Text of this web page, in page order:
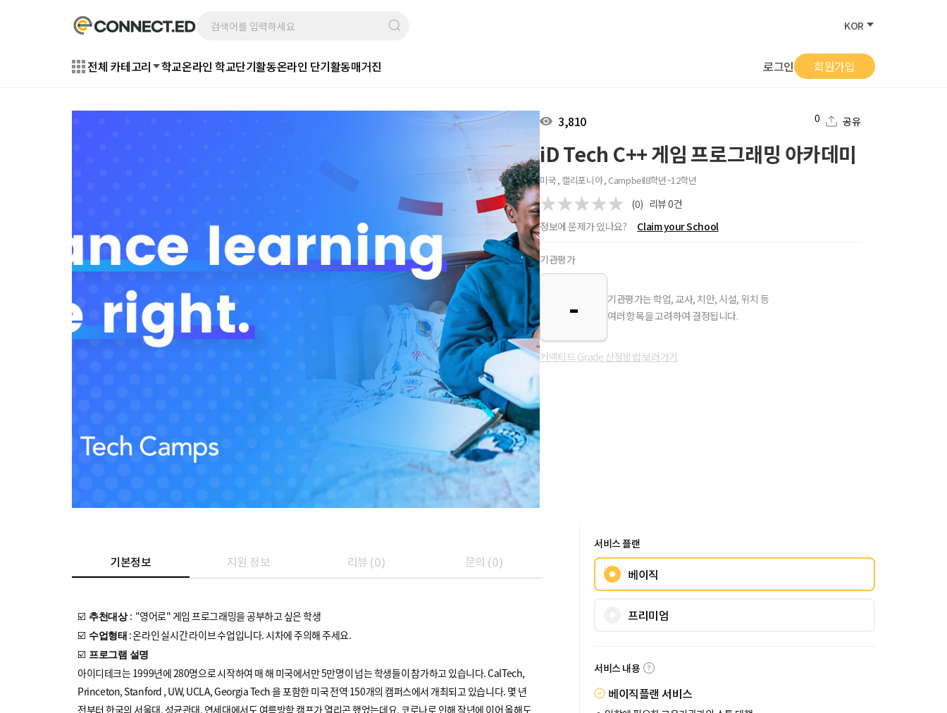
KOR
전체 카테고리 학교온라인 학교단기활동온라인 단기활동매거진 로그인 회원가입
3,810 0 공유
iD Tech C++ 게임 프로그래밍 아카데미
미국 , 캘리포니아 , Campbell8학년~12학년
(0) 리뷰0건
정보에 문제가 있나요?
Claim your School
기관평가
-
기관평가는 학업, 교사, 치안, 시설, 위치 등
여러 항목을 고려하여 결정됩니다.
커넥티드 Grade 산정방법 보러가기
기본정보 지원 정보 리뷰 (0) 문의 (0)
☑️ 추천대상: "영어로" 게임 프로그래밍을 공부하고 싶은 학생
☑️ 수업형태 : 온라인 실시간 라이브 수업입니다. 시차에 주의해 주세요.
☑️ 프로그램 설명
아이디테크는 1999년에 280명으로 시작하여 매 해 미국에서만 5만명이 넘는 학생들이 참가하고 있습니다. CalTech,
Princeton, Stanford , UW, UCLA, Georgia Tech 을 포함한 미국 전역 150개의 캠퍼스에서 개최되고 있습니다. 몇 년
전부터 한국의 서울대, 성균관대, 연세대에서도 여름방학 캠프가 열리곤 했었는데요, 코로나로 인해 작년에 이어 올해도
서비스 플랜
베이직
프리미엄
서비스 내용
베이직플랜 서비스